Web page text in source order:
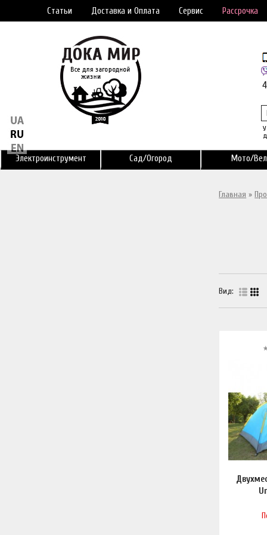
Статьи Доставка и Оплата Сервис Рассрочка
Электроинструмент Сад/Огород Мото/
Главная »
Вид: